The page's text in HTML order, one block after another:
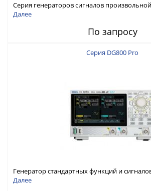
Серия генераторов сигналов
стандартных функций Tektronix AFG1000
Далее
По запросу
Серия DG800 Pro
Генератор стандартных функций и
формы Rigol серии DG800 Pro, до 50 МГц
Далее